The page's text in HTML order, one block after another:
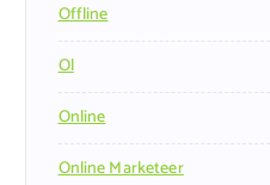
Offline
Ol
Online
Online Marketeer